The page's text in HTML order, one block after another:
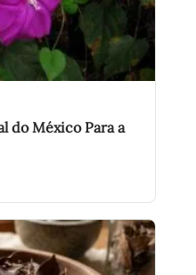
do México Para a